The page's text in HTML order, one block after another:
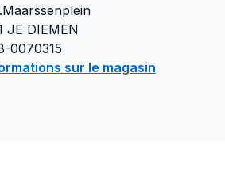
JE DIEMEN
0070315
sur le magasin